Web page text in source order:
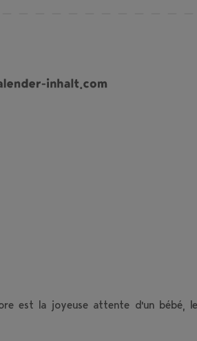
est la joyeuse attente d'un bébé,